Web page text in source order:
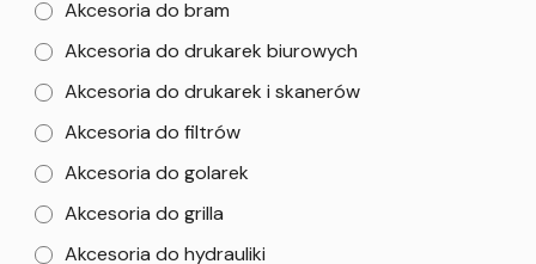
Akcesoria do bram
Akcesoria do drukarek biurowych
Akcesoria do drukarek i skanerów
Akcesoria do filtrów
Akcesoria do golarek
Akcesoria do grilla
Akcesoria do hydrauliki